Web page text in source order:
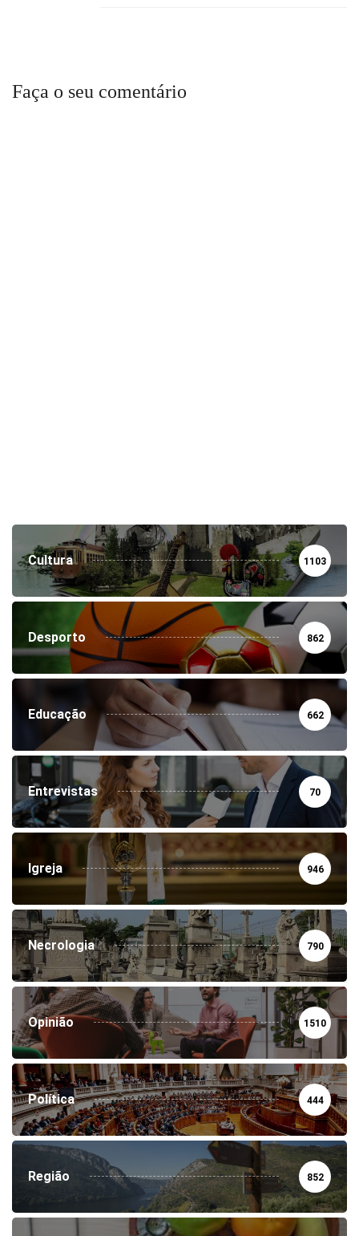
Faça o seu comentário
Cultura 1103
Desporto 862
Educação 662
Entrevistas 70
Igreja 946
Necrologia 790
Opinião 1510
Política 444
Região 852